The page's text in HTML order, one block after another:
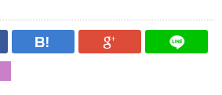
Facebook はてなブックマーク
Google